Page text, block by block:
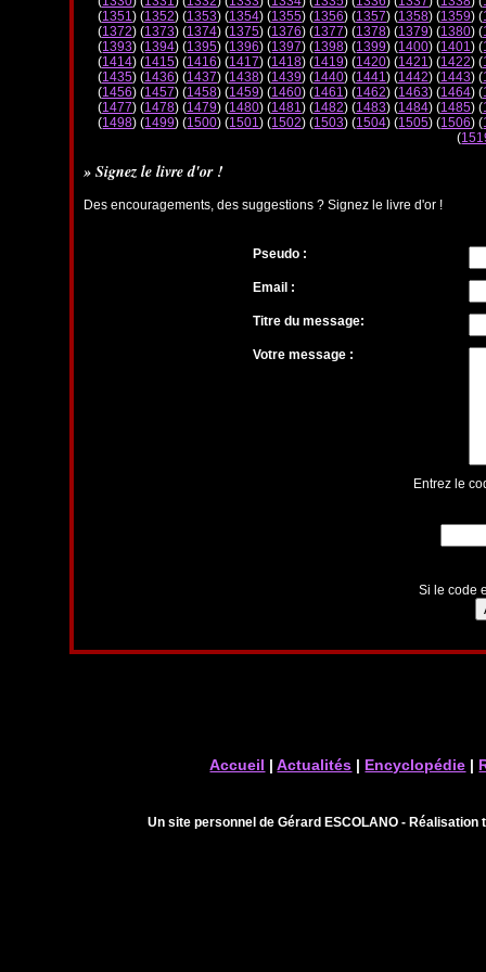
(1351) (1352) (1353) (1354) (1355) (1356) (1357) (1358) (1359) (
(1372) (1373) (1374) (1375) (1376) (1377) (1378) (1379) (1380) (
(1393) (1394) (1395) (1396) (1397) (1398) (1399) (1400) (1401) (
(1414) (1415) (1416) (1417) (1418) (1419) (1420) (1421) (1422) (
(1435) (1436) (1437) (1438) (1439) (1440) (1441) (1442) (1443) (
(1456) (1457) (1458) (1459) (1460) (1461) (1462) (1463) (1464) (
(1477) (1478) (1479) (1480) (1481) (1482) (1483) (1484) (1485) (
(1498) (1499) (1500) (1501) (1502) (1503) (1504) (1505) (1506) (
(
» Signez le livre d'or !
Des encouragements, des suggestions ? Signez le livre d'or !
Pseudo :
Email :
Titre du message:
Votre message :
Entrez le
Si le code
Accueil |Actualités | Encyclopédie |
Un site personnel de Gérard ESCOLANO -